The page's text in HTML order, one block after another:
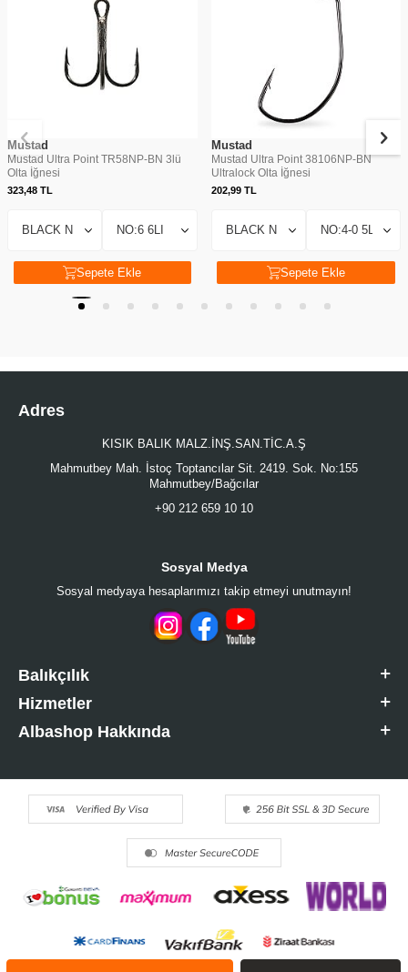
Mustad
Mustad Ultra Point TR58NP-BN 3lü
Olta İğnesi
323,48 TL
Sepete Ekle
Mustad
Mustad Ultra Point 38106NP-BN
Ultralock Olta İğnesi
202,99TL
Sepete Ekle
Adres
KISIK BALIK MALZ.İNŞ.SAN.TİC.A.Ş
Mahmutbey Mah. İstoç Toptancılar Sit. 2419. Sok. No:155
Mahmutbey/Bağcılar
+90 212 659 10 10
Sosyal Medya
Sosyal medyaya hesaplarımızı takip etmeyi unutmayın!
Balıkçılık
Hizmetler
Albashop Hakkında